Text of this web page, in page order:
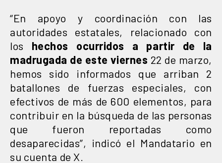
“En apoyo y coordinación con las
autoridades estatales, relacionado con
los hechos ocurridos a partir de la
madrugada de este viernes 22 de marzo,
hemos sido informados que arriban 2
batallones de fuerzas especiales, con
efectivos de más de 600 elementos, para
contribuir en la búsqueda de las personas
que fueron reportadas como
desaparecidas”, indicó el Mandatario en
su cuenta de X.